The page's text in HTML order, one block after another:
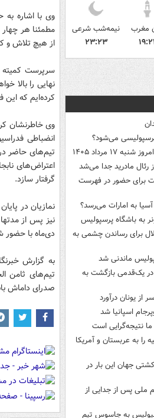
مغرب
نیمه‌شب شرعی
۲۳:۲۳
می‌شود؟
۱۷ مرداد ۱۴۰۵
رئال مادرید جدا می‌شد
برای حضور در فهرست
به امارات می‌رسد؟
به باشگاه پرسپولیس
برای رساندن چشمی به
ماندنی شد
در یک‌قدمی بازگشت به
از یونان درآورد
اسپانیا شد
نتیجه‌گرایی است
را به عربستان و آمریکا
جهان این بار در
ملی پس از جدایی از
به جاسوس تیم
وی با اشاره به
مطمئنا هر چهار
از هیچ تلاش و
سرپرست
نهایی را بالا
کرده‌ایم که این
وی خاطرنشان
انضباطی
تیم‌های حاضر
اعتراض‌های
گرفتار سازد.
نمازیان در
دی‌ماه با حضور
به گزارش
تیم‌های ثامن
صدرای داماش